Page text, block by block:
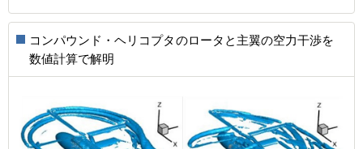
コンパウンド・ヘリコプタのロータと主翼の空力干渉を
数値計算で解明